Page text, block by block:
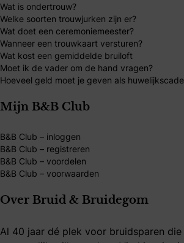
Wat is ondertrouw?
Welke soorten trouwjurken zijn er?
Wat doet een ceremoniemeester?
Wanneer een trouwkaart versturen?
Wat kost een gemiddelde bruiloft
Moet ik de vader om de hand vragen?
Hoeveel geld moet je geven als
Mijn B&B Club
B&B Club – inloggen
B&B Club – registreren
B&B Club – voordelen
B&B Club – voorwaarden
Over Bruid & Bruidegom
Al 40 jaar dé plek voor bruidsparen